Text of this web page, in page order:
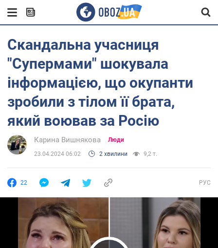
Скандальна учасниця
"Супермами" шокувала
інформацією, що окупанти
зробили з тілом її брата,
який воював за Росію
Карина Вишнякова Люди
23.04.2024 06:02 2 хвилини 9,2 т.
22 РУС